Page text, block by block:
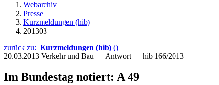
Webarchiv
Presse
Kurzmeldungen (hib)
201303
zurück zu: Kurzmeldungen (hib) ()
20.03.2013 Verkehr und Bau — Antwort — hib 166/2013
Im Bundestag notiert: A 49